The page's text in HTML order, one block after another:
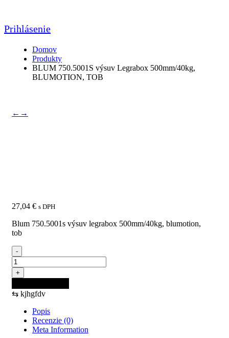
Prihlásenie
Domov
Produkty
BLUM 750.5001S výsuv Legrabox 500mm/40kg,
BLUMOTION, TOB
← →
27,04 € s DPH
Blum 750.5001s výsuv legrabox 500mm/40kg, blumotion,
tob
-
množstvo
BLUM
750.5001S
výsuv
Legrabox
500mm/40kg,
BLUMOTION,
TOB
+
⇆ kjhgfdv
Popis
Recenzie (0)
Meta Information